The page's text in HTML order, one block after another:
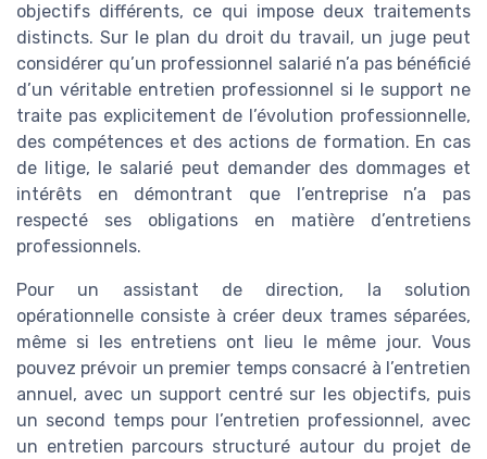
objectifs différents, ce qui impose deux traitements
distincts. Sur le plan du droit du travail, un juge peut
considérer qu’un professionnel salarié n’a pas bénéficié
d’un véritable entretien professionnel si le support ne
traite pas explicitement de l’évolution professionnelle,
des compétences et des actions de formation. En cas
de litige, le salarié peut demander des dommages et
intérêts en démontrant que l’entreprise n’a pas
respecté ses obligations en matière d’entretiens
professionnels.
Pour un assistant de direction, la solution
opérationnelle consiste à créer deux trames séparées,
même si les entretiens ont lieu le même jour. Vous
pouvez prévoir un premier temps consacré à l’entretien
annuel, avec un support centré sur les objectifs, puis
un second temps pour l’entretien professionnel, avec
un entretien parcours structuré autour du projet de